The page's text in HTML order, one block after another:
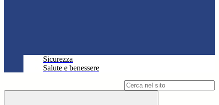
Sicurezza
Salute e benessere